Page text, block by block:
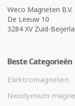
Weco Magneten B.V.
De Leeuw 10
3284 XV Zuid-
Beste Categorieën
Elektromagneten
Neodymium